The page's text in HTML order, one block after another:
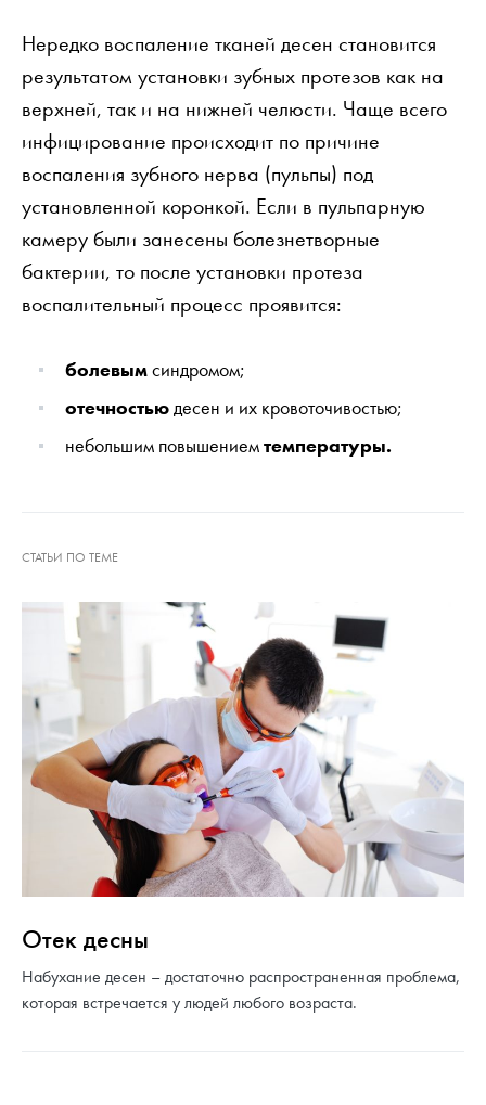
Нередко воспаление тканей десен становится
результатом установки зубных протезов как на
верхней, так и на нижней челюсти. Чаще всего
инфицирование происходит по причине
воспаления зубного нерва (пульпы) под
установленной коронкой. Если в пульпарную
камеру были занесены болезнетворные
бактерии, то после установки протеза
воспалительный процесс проявится:
болевымсиндромом;
отечностьюдесен и их кровоточивостью;
небольшим повышениемтемпературы.
Отек десны
Набухание десен – достаточно распространенная проблема,
которая встречается у людей любого возраста.